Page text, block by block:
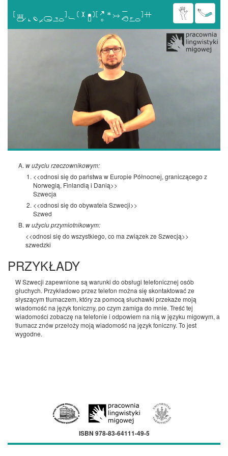

w użyciu rzeczownikowym:
<<odnosi się do państwa w Europie Północnej, graniczącego z
Norwegią, Finlandią i Danią>>
Szwecja
<<odnosi się do obywatela Szwecji>>
Szwed
w użyciu przymiotnikowym:
<<odnosi się do wszystkiego, co ma związek ze Szwecją>>
szwedzki
PRZYKŁADY
W Szwecji zapewnione są warunki do obsługi telefonicznej osób
głuchych. Przykładowo przez telefon można się skontaktować ze
słyszącym tłumaczem, który za pomocą słuchawki przekaże moją
wiadomość na język foniczny, po czym zamiga do mnie. Treść tej
wiadomości zobaczę na telefonie i odpowiem na nią w języku migowym, a
tłumacz znów przełoży moją wiadomość na język foniczny. To jest
wygodne.
ISBN 978-83-64111-49-5